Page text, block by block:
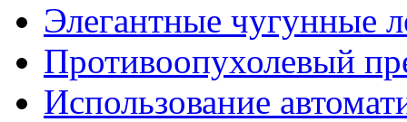
Элегантные чугунные
Противоопухолевый
Использование